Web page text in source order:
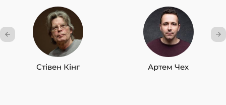
Стівен Кінг Артем Чех